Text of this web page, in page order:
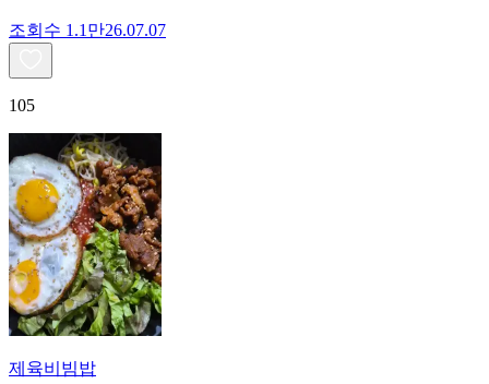
조회수 1.1만26.07.07
105
제육비빔밥